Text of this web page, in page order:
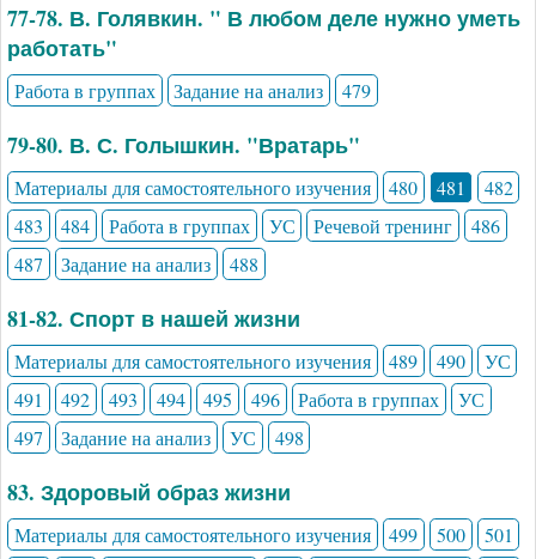
77-78. В. Голявкин. " В любом деле нужно уметь
работать"
Работа в группах Задание на анализ 479
79-80. В. С. Голышкин. "Вратарь"
Материалы для самостоятельного изучения 480 481
482
483
484 Работа в группах УС Речевой тренинг
486
487
Задание на анализ 488
81-82. Спорт в нашей жизни
Материалы для самостоятельного изучения 489 490
УС
491
492 493 494 495 496 Работа в группах
УС
497
Задание на анализ УС 498
83. Здоровый образ жизни
Материалы для самостоятельного изучения 499 500
501